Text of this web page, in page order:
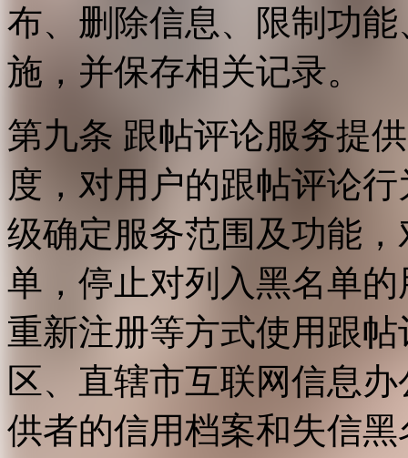
布、删除信息、限制功
施，并保存相关记录。
第九条 跟帖评论服务提
度，对用户的跟帖评论
级确定服务范围及功能
单，停止对列入黑名单
重新注册等方式使用跟
区、直辖市互联网信息
供者的信用档案和失信